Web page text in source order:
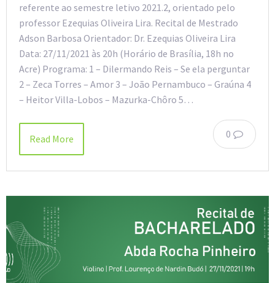
referente ao semestre letivo 2021.2, orientado pelo
professor Ezequias Oliveira Lira. Recital de Mestrado
Adson Barbosa Orientador: Dr. Ezequias Oliveira Lira
Data: 27/11/2021 às 20h (Horário de Brasília, 18h no
Acre) Programa: 1 – Dilermando Reis – Se ela perguntar
2 – Zeca Torres – Amor 3 – João Pernambuco – Graúna 4
– Heitor Villa-Lobos – Mazurka-Chôro 5…
0
Read More